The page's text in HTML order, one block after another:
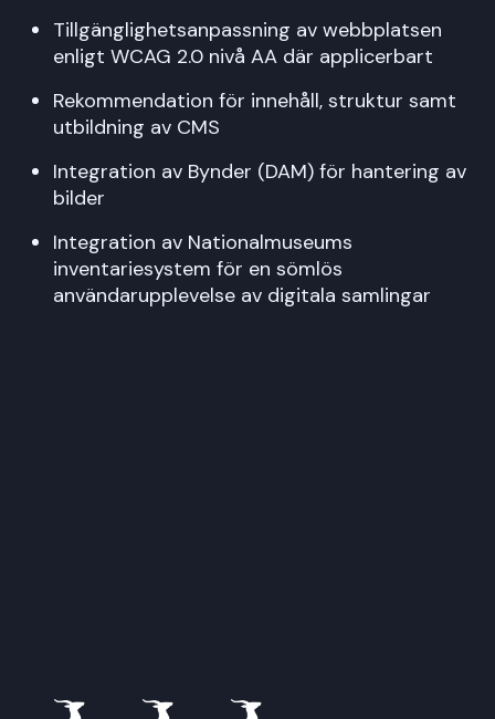
Tillgänglighetsanpassning av webbplatsen
enligt WCAG 2.0 nivå AA där applicerbart
Rekommendation för innehåll, struktur samt
utbildning av CMS
Integration av Bynder (DAM) för hantering av
bilder
Integration av Nationalmuseums
inventariesystem för en sömlös
användarupplevelse av digitala samlingar